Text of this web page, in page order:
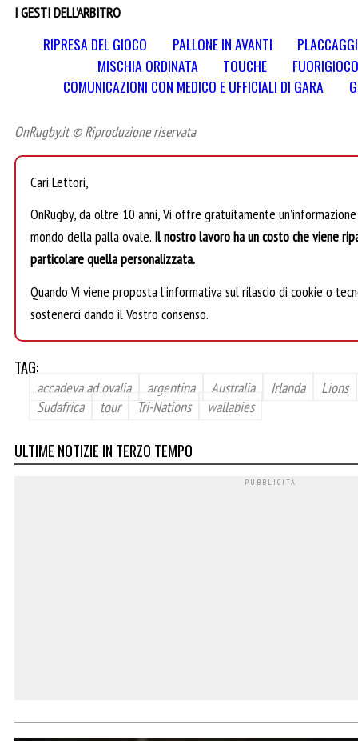
I GESTI DELL’ARBITRO
RIPRESA DEL GIOCO PALLONE IN AVANTI
MISCHIA ORDINATA
TOUCHE
FUORIGIOCO
COMUNICAZIONI CON MEDICO E UFFICIALI DI GARA
OnRugby.it © Riproduzione riservata
Cari Lettori,
OnRugby, da oltre 10 anni, Vi offre gratuitamente
mondo della palla ovale. Il nostro lavoro ha un costo che viene
particolare quella personalizzata.
Quando Vi viene proposta l’informativa sul rilascio di cookie o
sostenerci dando il Vostro consenso.
TAG:
accadeva ad ovalia argentina Australia Irlanda
Lions
Sudafrica
tour Tri-Nations wallabies
ULTIME NOTIZIE IN TERZO TEMPO